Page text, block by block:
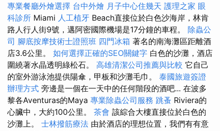
專業餐廳外燴選擇 台中外燴 月子中心住幾天 護理之家 眼
科診所 Miami 人工植牙 Beach直接位於白色沙海岸，林肯
路人行人街9號，邁阿密國際機場是17分鐘的車程。 除蟲公
司 腳底按摩技術士證照班 四門冰箱 著名的南海灘區距離酒
店3.6公里。 如何選擇正確的SEO關鍵字 白色的沙灘，酒店
圍繞著水晶透明綠松石。 高雄清潔公司推薦與比較 它自己
的室外游泳池提供陽傘，甲板和沙灘毛巾。 泰國旅遊簽證
辦理方式 旁邊是一個在一天中的任何階段的酒吧... 在波多
黎各Aventuras的Maya 專業除蟲公司服務 跳蚤 Riviera的
心臟中，大約100公里。 茶會 該綜合大樓直接位於白色的
沙灘上。 士林撥筋療法 由於酒店的理想位置，我們有有意